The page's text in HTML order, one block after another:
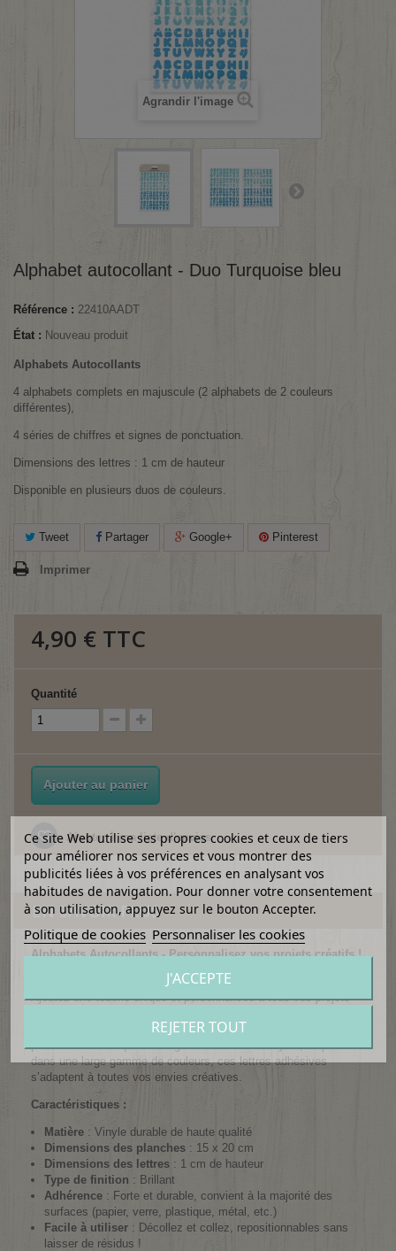
Agrandir l'image
Alphabet autocollant - Duo Turquoise bleu
Référence : 22410AADT
État : Nouveau produit
Alphabets Autocollants
4 alphabets complets en majuscule (2 alphabets de 2 couleurs
différentes),
4 séries de chiffres et signes de ponctuation.
Dimensions des lettres : 1 cm de hauteur
Disponible en plusieurs duos de couleurs.
Tweet Partager Google+ Pinterest
Imprimer
4,90 € TTC
Quantité
Ajouter au panier
Ajouter à ma liste d'envies
EN SAVOIR PLUS
Alphabets Autocollants - Personnalisez vos projets créatifs !
Ajoutez une touche unique et personnalisée à tous vos projets
la décoration d’objets, la personnalisation de papeterie ou encore
pour créer des étiquettes originales. Plusieurs styles, disponibles
dans une large gamme de couleurs, ces lettres adhésives
s’adaptent à toutes vos envies créatives.
Caractéristiques :
Matière : Vinyle durable de haute qualité
Dimensions des planches : 15 x 20 cm
Dimensions des lettres : 1 cm de hauteur
Type de finition : Brillant
Adhérence : Forte et durable, convient à la majorité des
surfaces (papier, verre, plastique, métal, etc.)
Facile à utiliser : Décollez et collez, repositionnables sans
laisser de résidus !
Ce site Web utilise ses propres cookies et ceux de tiers
pour améliorer nos services et vous montrer des
publicités liées à vos préférences en analysant vos
habitudes de navigation. Pour donner votre consentement
à son utilisation, appuyez sur le bouton Accepter.
Politique de cookies Personnaliser les cookies
REJETER TOUT
J'ACCEPTE